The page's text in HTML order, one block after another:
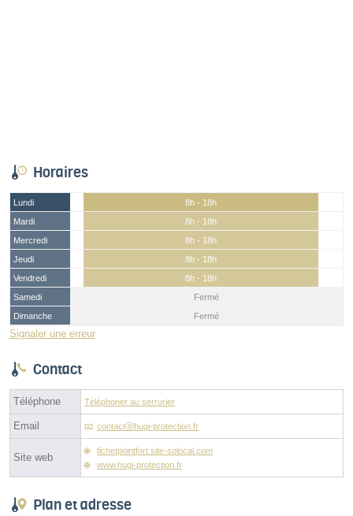
Horaires
Lundi
8h - 18h
Mardi
8h - 18h
Mercredi
8h - 18h
Jeudi
8h - 18h
Vendredi
8h - 18h
Samedi
Fermé
Dimanche
Fermé
Signaler une erreur
Contact
Téléphone Téléphoner au serrurier
Email contactⓐhugi-protection.fr
Site web
fichetpointfort.site-solocal.com
www.hugi-protection.fr
Plan et adresse